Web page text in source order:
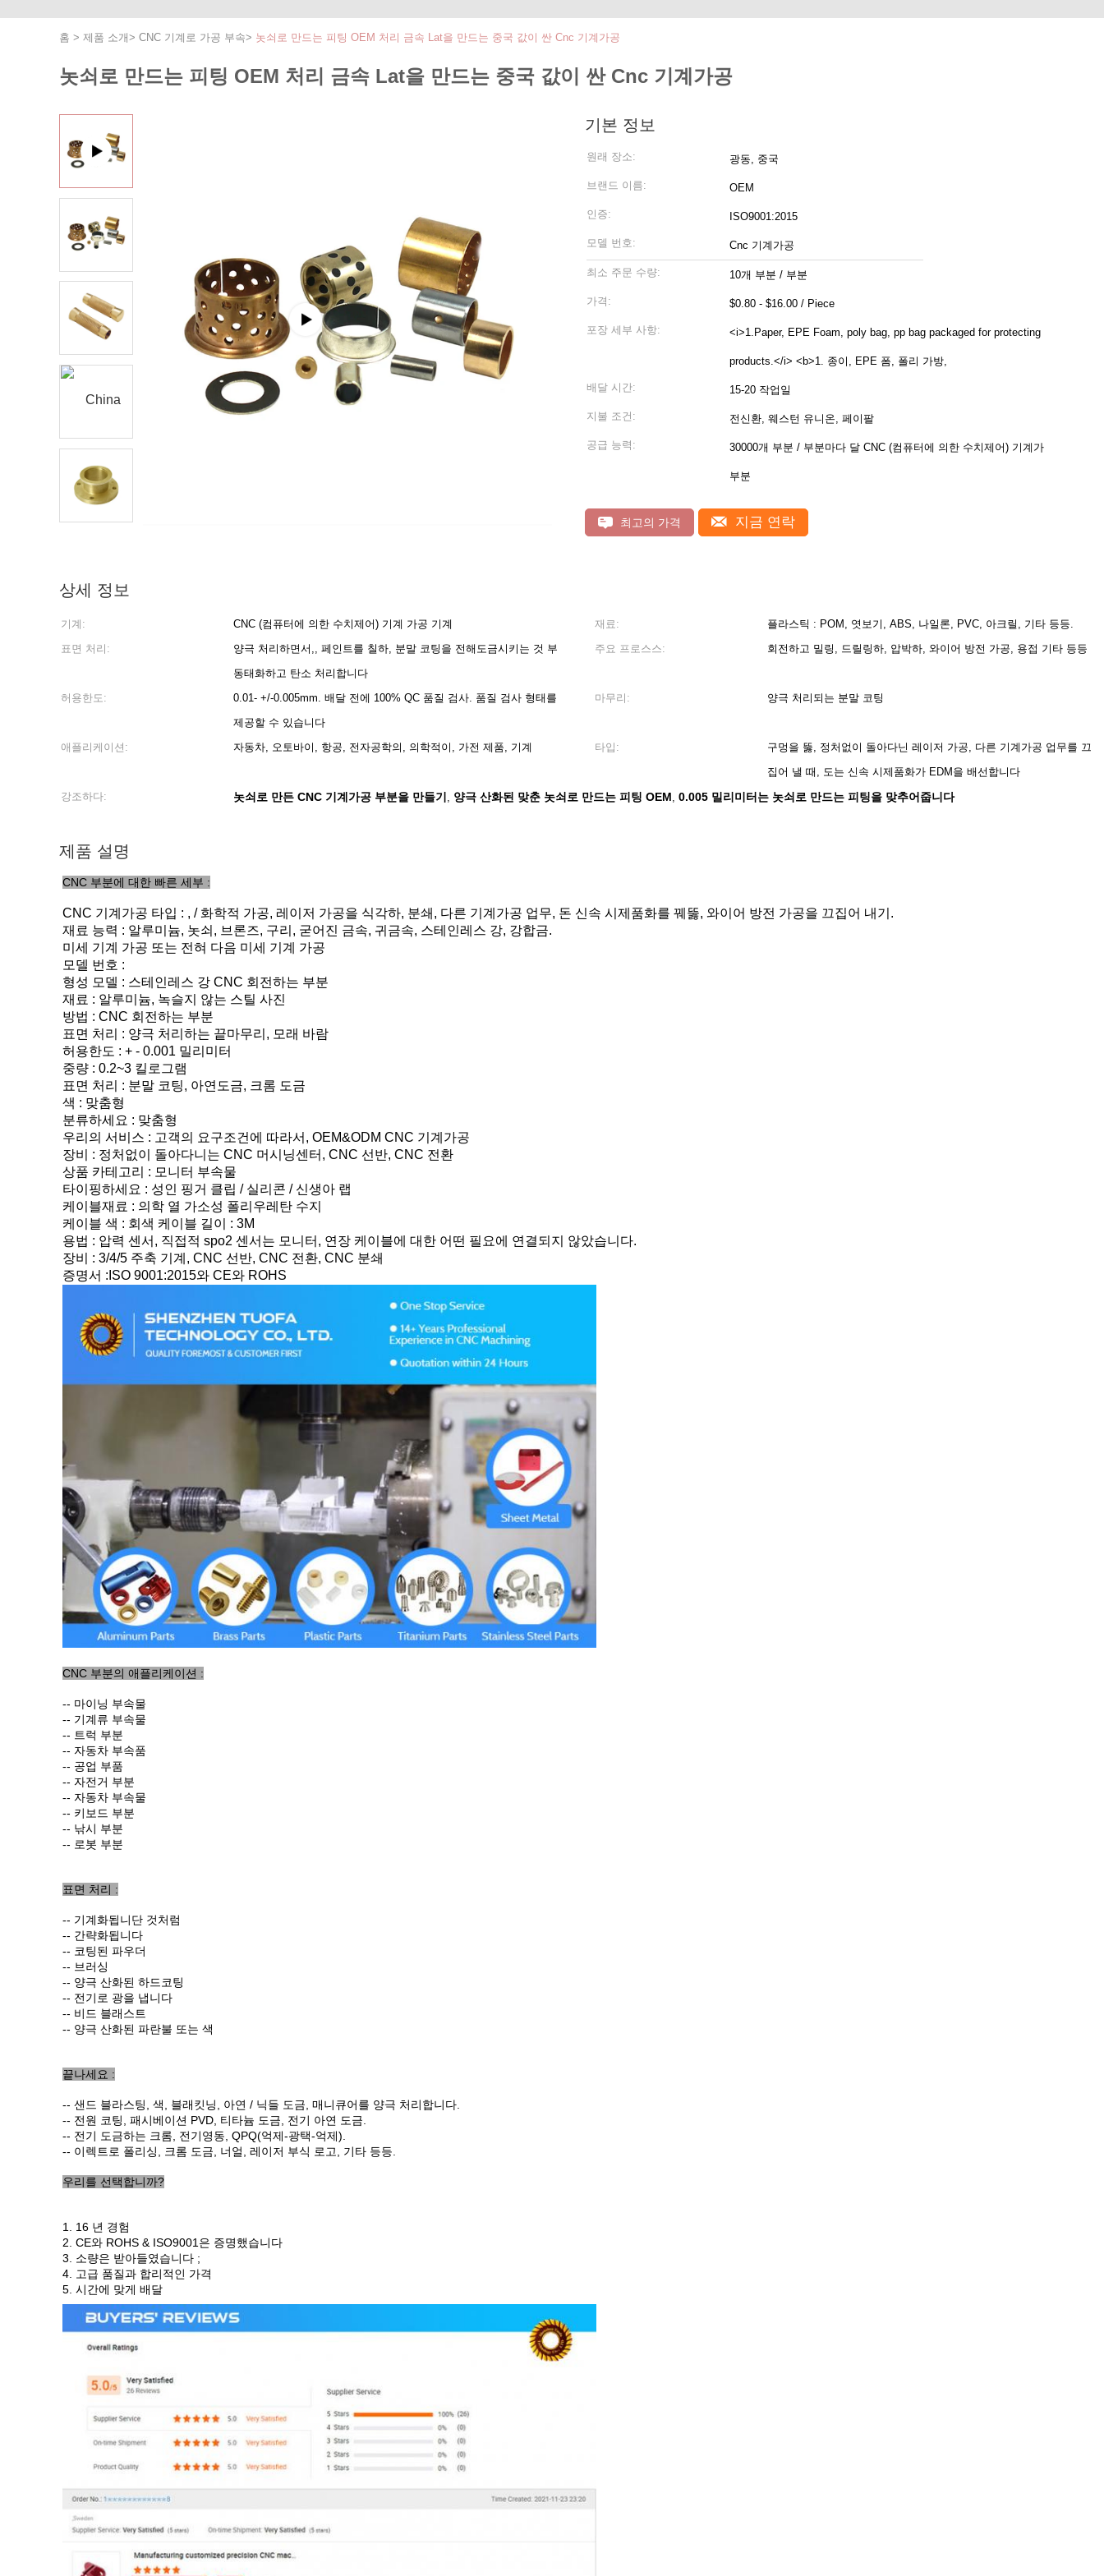
홈 > 제품 소개> CNC 기계로 가공 부속> 놋쇠로 만드는 피팅 OEM 처리 금속 Lat을 만드는 중국 값이 싼 Cnc 기계가공
놋쇠로 만드는 피팅 OEM 처리 금속 Lat을 만드는 중국 값이 싼 Cnc 기계가공
기본 정보
원래 장소: 광동, 중국
브랜드 이름: OEM
인증: ISO9001:2015
모델 번호: Cnc 기계가공
최소 주문 수량: 10개 부분 / 부분
가격: $0.80 - $16.00 / Piece
포장 세부 사항: <i>1.Paper, EPE Foam, poly bag, pp bag packaged for protecting
products.</i> <b>1. 종이, EPE 폼, 폴리 가방,
배달 시간: 15-20 작업일
지불 조건: 전신환, 웨스턴 유니온, 페이팔
공급 능력: 30000개 부분 / 부분마다 달 CNC (컴퓨터에 의한 수치제어) 기계가공
부분
최고의 가격 지금 연락
상세 정보
기계: CNC (컴퓨터에 의한 수치제어) 기계 가공 기계 재료:
플라스틱 : POM, 엿보기, ABS, 나일론, PVC, 아크릴, 기타 등등.
표면 처리:
양극 처리하면서,, 페인트를 칠하, 분말 코팅을 전해도금시키는 것 부
동태화하고 탄소 처리합니다
주요 프로스스: 회전하고 밀링, 드릴링하, 압박하, 와이어 방전 가공, 용접 기타 등등
허용한도:
0.01- +/-0.005mm. 배달 전에 100% QC 품질 검사. 품질 검사 형태를
제공할 수 있습니다
마무리: 양극 처리되는 분말 코팅
애플리케이션: 자동차, 오토바이, 항공, 전자공학의, 의학적이, 가전 제품, 기계 타입:
구멍을 뚫, 정처없이 돌아다닌 레이저 가공, 다른 기계가공 업무를 끄
집어 낼 때, 도는 신속 시제품화가 EDM을 배선합니다
강조하다:
놋쇠로 만든 CNC 기계가공 부분을 만들기 , 양극 산화된 맞춘 놋쇠로 만드는 피팅 OEM, 0.005 밀리미터는 놋쇠로 만드는 피팅을 맞추어줍니다
제품 설명
CNC 부분에 대한 빠른 세부 :
CNC 기계가공 타입 : , / 화학적 가공, 레이저 가공을 식각하, 분쇄, 다른 기계가공 업무, 돈 신속 시제품화를 꿰뚫, 와이어 방전 가공을 끄집어 내기.
재료 능력 : 알루미늄, 놋쇠, 브론즈, 구리, 굳어진 금속, 귀금속, 스테인레스 강, 강합금.
미세 기계 가공 또는 전혀 다음 미세 기계 가공
모델 번호 :
형성 모델 : 스테인레스 강 CNC 회전하는 부분
재료 : 알루미늄, 녹슬지 않는 스틸 사진
방법 : CNC 회전하는 부분
표면 처리 : 양극 처리하는 끝마무리, 모래 바람
허용한도 : + - 0.001 밀리미터
중량 : 0.2~3 킬로그램
표면 처리 : 분말 코팅, 아연도금, 크롬 도금
색 : 맞춤형
분류하세요 : 맞춤형
우리의 서비스 : 고객의 요구조건에 따라서, OEM&ODM CNC 기계가공
장비 : 정처없이 돌아다니는 CNC 머시닝센터, CNC 선반, CNC 전환
상품 카테고리 : 모니터 부속물
타이핑하세요 : 성인 핑거 클립 / 실리콘 / 신생아 랩
케이블재료 : 의학 열 가소성 폴리우레탄 수지
케이블 색 : 회색 케이블 길이 : 3M
용법 : 압력 센서, 직접적 spo2 센서는 모니터, 연장 케이블에 대한 어떤 필요에 연결되지 않았습니다.
장비 : 3/4/5 주축 기계, CNC 선반, CNC 전환, CNC 분쇄
증명서 :ISO 9001:2015와 CE와 ROHS
CNC 부분의 애플리케이션 :
-- 마이닝 부속물
-- 기계류 부속물
-- 트럭 부분
-- 자동차 부속품
-- 공업 부품
-- 자전거 부분
-- 자동차 부속물
-- 키보드 부분
-- 낚시 부분
-- 로봇 부분
표면 처리 :
-- 기계화됩니단 것처럼
-- 간략화됩니다
-- 코팅된 파우더
-- 브러싱
-- 양극 산화된 하드코팅
-- 전기로 광을 냅니다
-- 비드 블래스트
-- 양극 산화된 파란불 또는 색
끝나세요 :
-- 샌드 블라스팅, 색, 블래킷닝, 아연 / 닉들 도금, 매니큐어를 양극 처리합니다
-- 전원 코팅, 패시베이션 PVD, 티타늄 도금, 전기 아연 도금
-- 전기 도금하는 크롬, 전기영동, QPQ(억제-광택-억제)
-- 이렉트로 폴리싱, 크롬 도금, 너얼, 레이저 부식 로고, 기타 등등.
우리를 선택합니까?
1. 16 년 경험
2. CE와 ROHS & ISO9001은 증명했습니다
3 . 소량은 받아들였습니다 ;
4 . 고급 품질과 합리적인 가격
5 . 시간에 맞게 배달